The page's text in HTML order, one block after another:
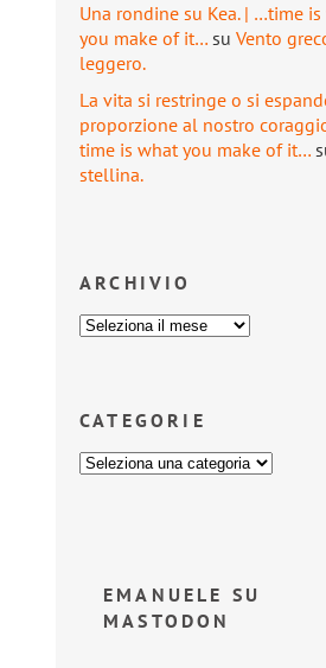
Una rondine su Kea. | …time
you make of it… su Vento
leggero.
La vita si restringe o si
proporzione al nostro
time is what you make of it…
stellina.
ARCHIVIO
CATEGORIE
EMANUELE SU
MASTODON